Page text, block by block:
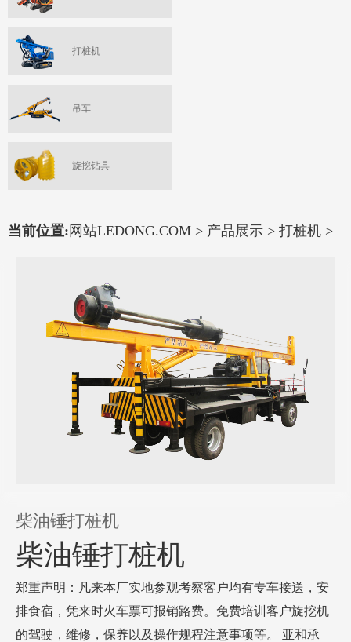
打桩机
吊车
旋挖钻具
当前位置: 网站LEDONG.COM > 产品展示 > 打桩机 >
柴油锤打桩机
柴油锤打桩机
郑重声明：凡来本厂实地参观考察客户均有专车接送，安
排食宿，凭来时火车票可报销路费。免费培训客户旋挖机
的驾驶，维修，保养以及操作规程注意事项等。 亚和承